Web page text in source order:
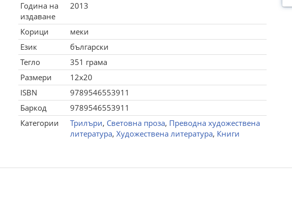
Година на
издаване
2013
Корици
меки
Език
български
Тегло
351 грама
Размери
12x20
ISBN
9789546553911
Баркод
9789546553911
Категории
Трилъри, Световна проза, Преводна художествена
литература, Художествена литература, Книги